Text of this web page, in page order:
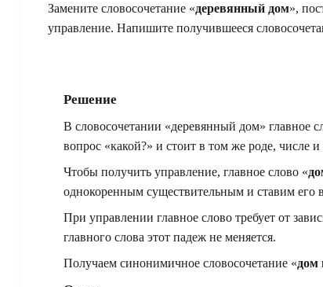
Замените словосочетание «деревянный дом»,
управление. Напишите получившееся
Решение
В словосочетании «деревянный дом» главное
вопрос «какой?» и стоит в том же роде, числе
Чтобы получить управление, главное слово «
однокоренным существительным и ставим
При управлении главное слово требует от
главного слова этот падеж не меняется.
Получаем синонимичное словосочетание «дом